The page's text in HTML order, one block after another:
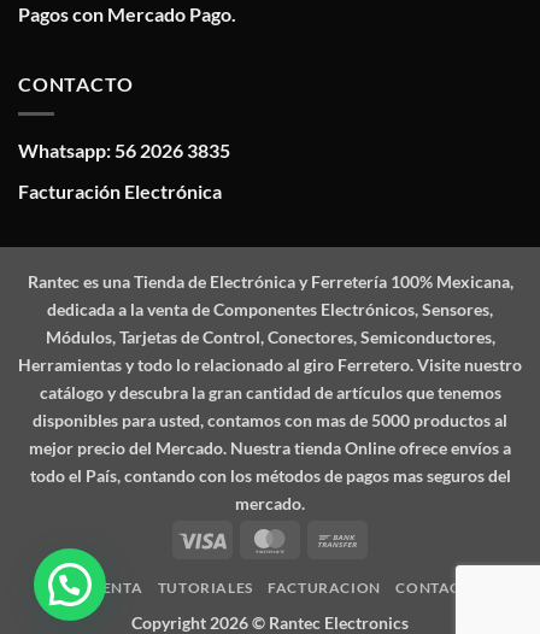
Pagos con Mercado Pago.
CONTACTO
Whatsapp: 56 2026 3835
Facturación Electrónica
Ranteces una Tienda de Electrónica y Ferretería 100% Mexicana,
dedicada a la venta de Componentes Electrónicos, Sensores,
Módulos, Tarjetas de Control, Conectores, Semiconductores,
Herramientas y todo lo relacionado al giro Ferretero. Visite nuestro
catálogo y descubra la gran cantidad de artículos que tenemos
disponibles para usted, contamos con mas de 5000 productos al
mejor precio del Mercado. Nuestra tienda Online ofrece envíos a
todo el País, contando con los métodos de pagos mas seguros del
mercado.
Visa
MasterCard
MI CUENTA TUTORIALES FACTURACION CONTACTO
Copyright 2026 © Rantec Electronics